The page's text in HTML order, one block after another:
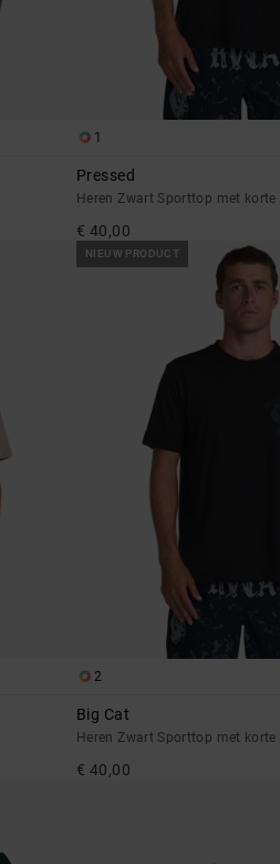
1
Pressed
Heren Zwart Sporttop met korte
€ 40,00
NIEUW PRODUCT
2
Big Cat
Heren Zwart Sporttop met korte
€ 40,00